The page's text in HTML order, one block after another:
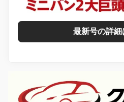
最新号の詳細